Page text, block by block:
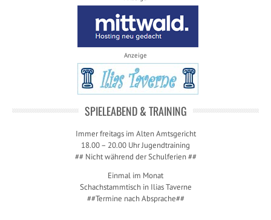
Anzeige
SPIELEABEND & TRAINING
Immer freitags im Alten Amtsgericht
18.00 – 20.00 Uhr Jugendtraining
## Nicht während der Schulferien ##
Einmal im Monat
Schachstammtisch in Ilias Taverne
##Termine nach Absprache##